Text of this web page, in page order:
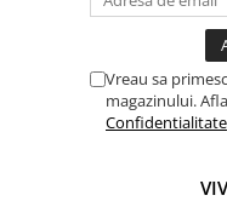
Vreau sa
magazinului.
Confidentialitate